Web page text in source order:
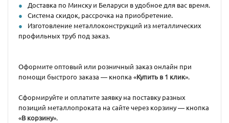
Доставка по Минску и Беларуси в удобное для вас время.
Система скидок, рассрочка на приобретение.
Изготовление металлоконструкций из металлических
профильных труб под заказ.
Оформите оптовый или розничный заказ онлайн при
помощи быстрого заказа — кнопка «Купить в 1 клик».
Сформируйте и оплатите заявку на поставку разных
позиций металлопроката на сайте через корзину — кнопка
«В корзину».